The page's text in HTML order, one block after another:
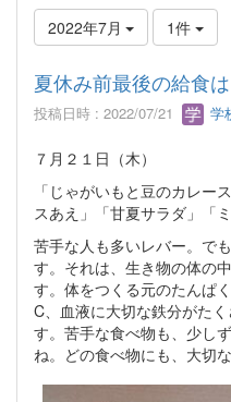
2022年7月 1件
夏休み前最後の給食
投稿日時 : 2022/07/21 学
７月２１日（木）
「じゃがいもと豆のカレー
スあえ」「甘夏サラダ」「
苦手な人も多いレバー。で
す。それは、生き物の体の
す。体をつくる元のたんぱ
C、血液に大切な鉄分がた
す。苦手な食べ物も、少し
ね。どの食べ物にも、大切